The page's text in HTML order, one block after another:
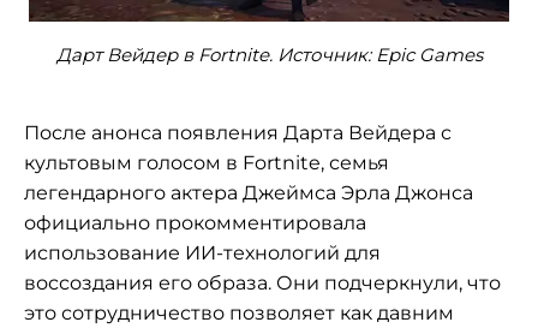
Дарт Вейдер в Fortnite. Источник: Epic Games
После анонса появления Дарта Вейдера с
культовым голосом в Fortnite, семья
легендарного актера Джеймса Эрла Джонса
официально прокомментировала
использование ИИ-технологий для
воссоздания его образа. Они подчеркнули, что
это сотрудничество позволяет как давним